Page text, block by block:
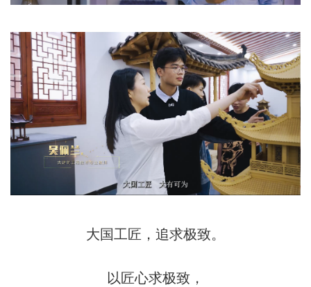
大国工匠，追求极致。
以匠心求极致，